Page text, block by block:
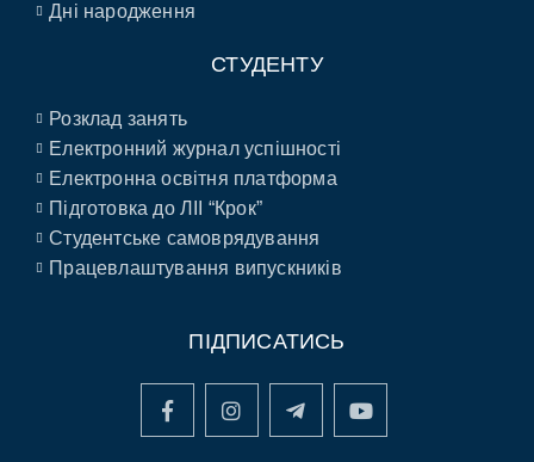
Дні народження
СТУДЕНТУ
Розклад занять
Електронний журнал успішності
Електронна освітня платформа
Підготовка до ЛІІ “Крок”
Студентське самоврядування
Працевлаштування випускників
ПІДПИСАТИСЬ